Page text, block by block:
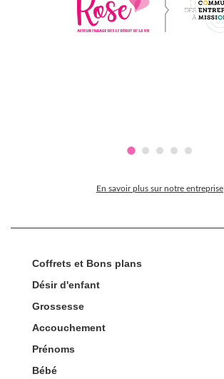
En savoir plus sur notre entreprise
Coffrets et Bons plans
Désir d'enfant
Grossesse
Accouchement
Prénoms
Bébé